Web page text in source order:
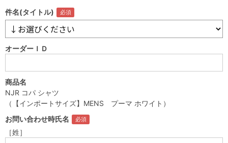
件名(タイトル)
オーダーＩＤ
商品名
NJR コパ シャツ
（【インポートサイズ】MENS プーマ ホワイト）
お問い合わせ時氏名
［姓］